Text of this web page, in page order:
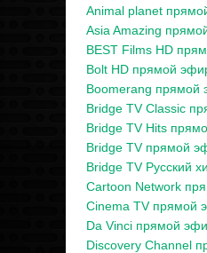
Animal planet
Asia Amazing
BEST Films HD
Bolt HD прямой
Boomerang прямой
Bridge TV Classic
Bridge TV Hits
Bridge TV прямой
Bridge TV Русский
Cartoon Network
Cinema TV прямой
Da Vinci прямой
Discovery Channel